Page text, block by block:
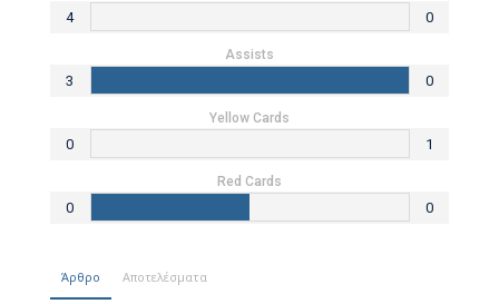
4 0
Assists
3 0
Yellow Cards
0 1
Red Cards
0 0
Άρθρο Αποτελέσματα